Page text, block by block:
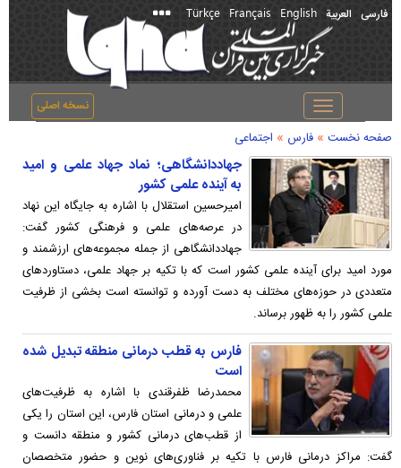
فارسی العربیة English
Français
Türkçe
نسخه اصلی
Toggle
navigation
صفحه نخست » فارس » اجتماعی
جهاددانشگاهی؛ نماد جهاد علمی و امید
به آینده علمی کشور
امیرحسین استقلال با اشاره به جایگاه این نهاد
در عرصه‌های علمی و فرهنگی کشور گفت:
جهاددانشگاهی از جمله مجموعه‌های ارزشمند و
مورد امید برای آینده علمی کشور است که با تکیه بر جهاد علمی، دستاوردهای
متعددی در حوزه‌های مختلف به دست آورده و توانسته است بخشی از ظرفیت
علمی کشور را به ظهور برساند.
فارس به قطب درمانی منطقه تبدیل شده
است
محمدرضا ظفرقندی با اشاره به ظرفیت‌های
علمی و درمانی استان فارس، این استان را یکی
از قطب‌های درمانی کشور و منطقه دانست و
گفت: مراکز درمانی فارس با تکیه بر فناوری‌های نوین و حضور متخصصان